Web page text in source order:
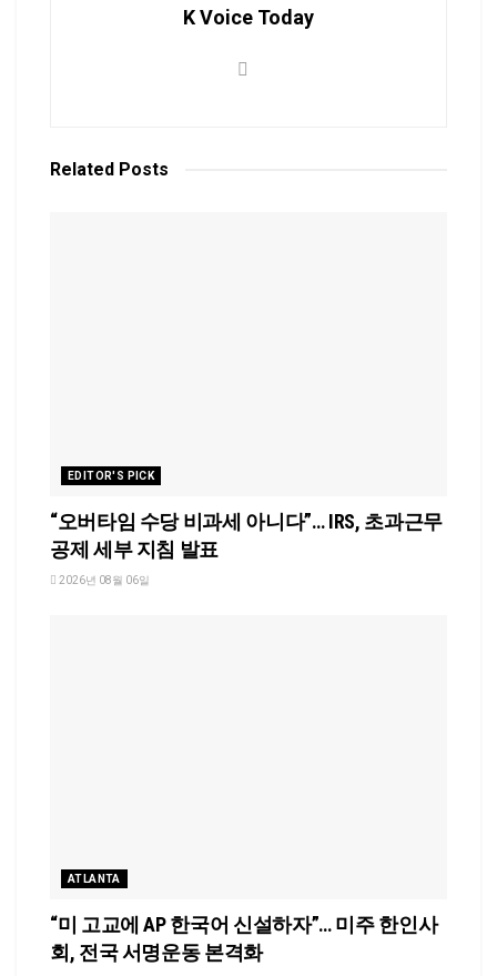
K Voice Today
Related Posts
EDITOR'S PICK
“오버타임 수당 비과세 아니다”… IRS, 초과근무
공제 세부 지침 발표
2026년 08월 06일
ATLANTA
“미 고교에 AP 한국어 신설하자”… 미주 한인사
회, 전국 서명운동 본격화